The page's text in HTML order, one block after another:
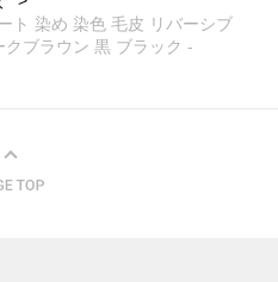
ト 染め 染色 毛皮 リバーシブ
ブラウン 黒 ブラック -